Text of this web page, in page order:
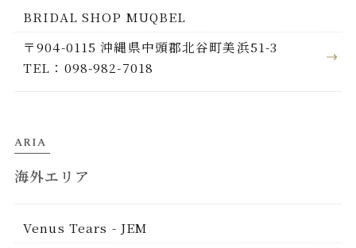
BRIDAL SHOP MUQBEL
〒904-0115 沖縄県中頭郡北谷町美浜51-3
TEL：098-982-7018
ARIA
海外エリア
Venus Tears - JEM